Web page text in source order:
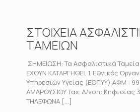
ΣΤΟΙΧΕΙΑ
ΤΑΜΕΙΩΝ
ΣΗΜΕΙΩΣΗ: Τα Ασφαλιστικά
ΕΧΟΥΝ ΚΑΤΑΡΓΗΘΕΙ. 1. Εθνικός
Υπηρεσιών Υγείας (ΕΟΠΥΥ) ΑΦΜ :
ΑΜΑΡΟΥΣΙΟΥ Ταχ. Δ/νση: Κηφισίας
ΤΗΛΕΦΩΝΑ […]